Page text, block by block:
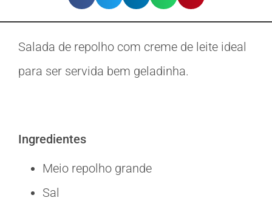
Salada de repolho com creme de leite ideal
para ser servida bem geladinha.
Ingredientes
Meio repolho grande
Sal